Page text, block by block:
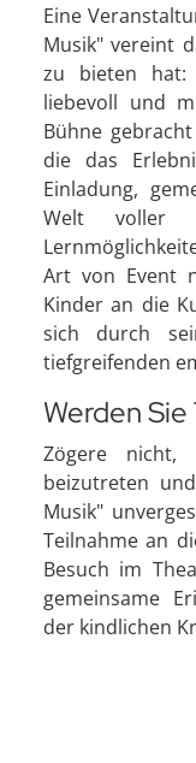
Eine
Musik" vereint
zu bieten hat:
liebevoll und
Bühne
die das
Einladung,
Welt voller
Art von Event
Kinder an die
sich durch
tiefgreifenden
Werden
Zögere nicht,
beizutreten
Musik"
Teilnahme an
Besuch im
gemeinsame
der kindlichen